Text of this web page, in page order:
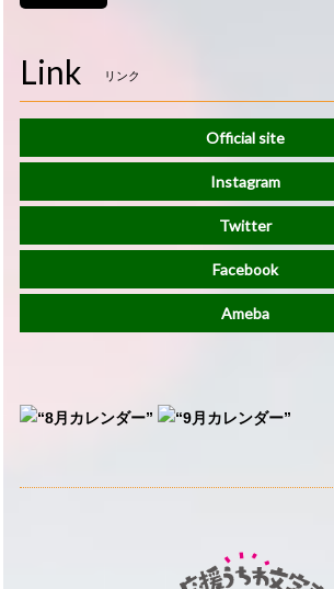
Link リンク
Official site
Instagram
Twitter
Facebook
Ameba